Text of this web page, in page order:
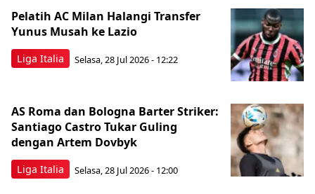
Liga Italia
Pelatih AC Milan Halangi Transfer
Yunus Musah ke Lazio
Selasa, 28 Jul 2026 - 12:22
Liga Italia
AS Roma dan Bologna Barter Striker:
Santiago Castro Tukar Guling
dengan Artem Dovbyk
Selasa, 28 Jul 2026 - 12:00